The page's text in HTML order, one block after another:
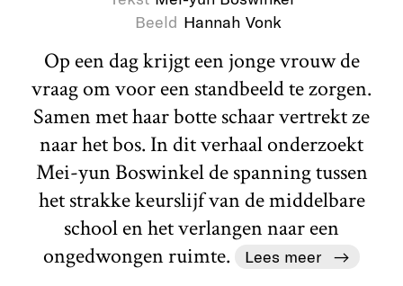
Beeld Hannah Vonk
Op een dag krijgt een jonge vrouw de
vraag om voor een standbeeld te zorgen.
Samen met haar botte schaar vertrekt ze
naar het bos. In dit verhaal onderzoekt
Mei-yun Boswinkel de spanning tussen
het strakke keurslijf van de middelbare
school en het verlangen naar een
ongedwongen ruimte.
Lees meer